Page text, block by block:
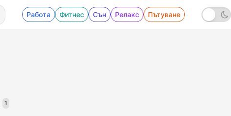
Работа Фитнес Сън Релакс Пътуване
1